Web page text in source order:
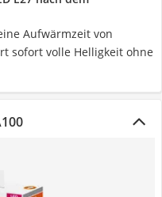
Aufwärmzeit von
sofort volle Helligkeit ohne